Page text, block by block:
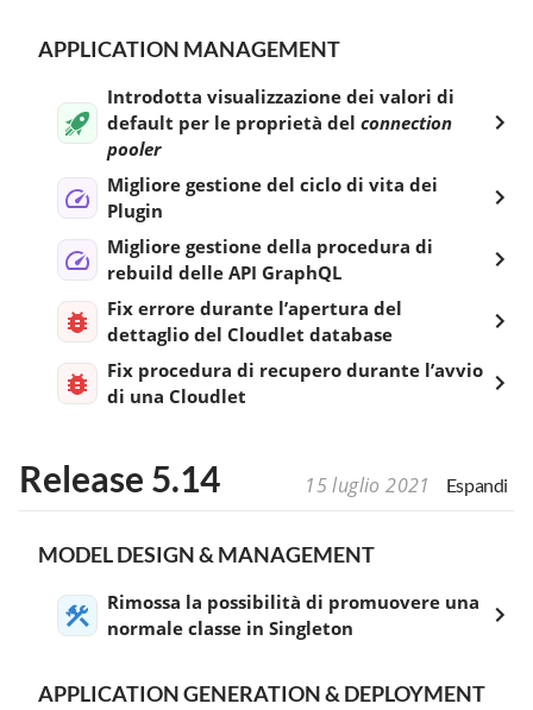
APPLICATION MANAGEMENT
Introdotta visualizzazione dei valori di
default per le proprietà del connection
pooler
Migliore gestione del ciclo di vita dei
Plugin
Migliore gestione della procedura di
rebuild delle API GraphQL
Fix errore durante l’apertura del
dettaglio del Cloudlet database
Fix procedura di recupero durante l’avvio
di una Cloudlet
Release 5.14 15 luglio 2021 Espandi
MODEL DESIGN & MANAGEMENT
Rimossa la possibilità di promuovere una
normale classe in Singleton
APPLICATION GENERATION & DEPLOYMENT